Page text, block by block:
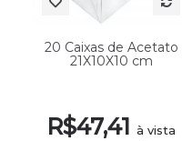
20 Caixas de Acetato
21X10X10 cm
R$47,41 à vista